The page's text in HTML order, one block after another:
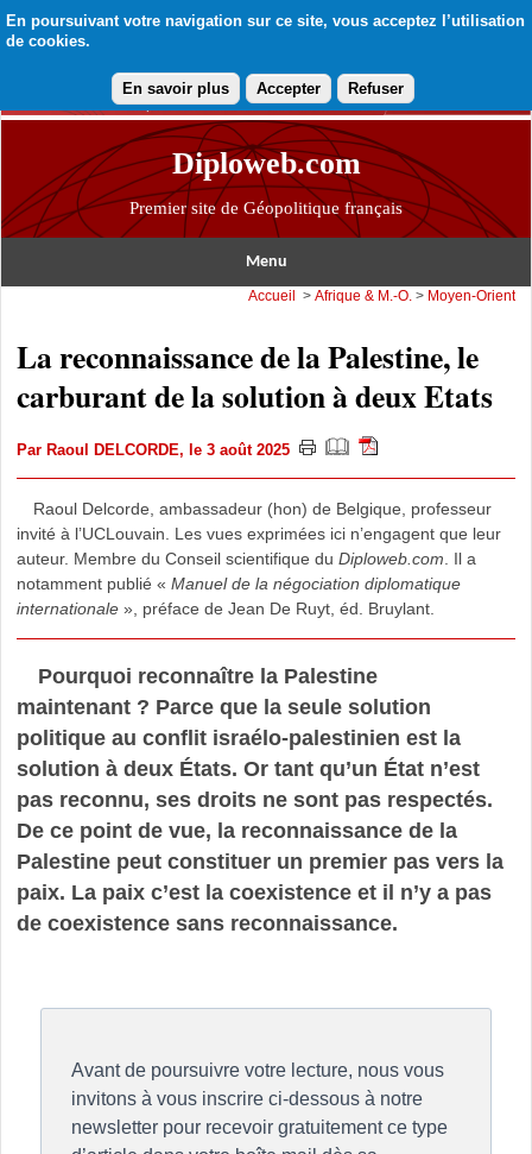
En poursuivant votre navigation sur ce site, vous acceptez l’utilisation
de cookies.
En savoir plus Accepter Refuser
Diploweb.com
Premier site de Géopolitique français
Menu
Accueil >Afrique & M.-O. > Moyen-Orient
La reconnaissance de la Palestine, le
carburant de la solution à deux Etats
Par Raoul DELCORDE, le 3 août 2025
Raoul Delcorde, ambassadeur (hon) de Belgique, professeur
invité à l’UCLouvain. Les vues exprimées ici n’engagent que leur
auteur. Membre du Conseil scientifique du Diploweb.com . Il a
notamment publié « Manuel de la négociation diplomatique
internationale», préface de Jean De Ruyt, éd. Bruylant.
Pourquoi reconnaître la Palestine
maintenant ? Parce que la seule solution
politique au conflit israélo-palestinien est la
solution à deux États. Or tant qu’un État n’est
pas reconnu, ses droits ne sont pas respectés.
De ce point de vue, la reconnaissance de la
Palestine peut constituer un premier pas vers la
paix. La paix c’est la coexistence et il n’y a pas
de coexistence sans reconnaissance.